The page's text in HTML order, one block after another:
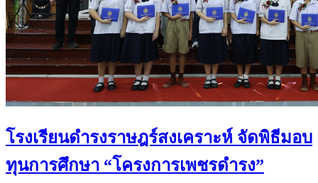
โรงเรียนดำรงราษฎร์สงเคราะห์ จัดพิธีมอบ
ทุนการศึกษา “โครงการเพชรดำรง”